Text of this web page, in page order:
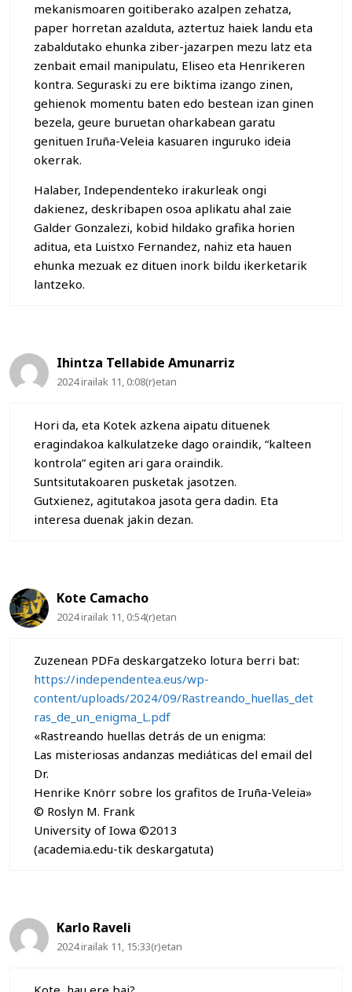
mekanismoaren goitiberako azalpen zehatza,
paper horretan azalduta, aztertuz haiek landu eta
zabaldutako ehunka ziber-jazarpen mezu latz eta
zenbait email manipulatu, Eliseo eta Henrikeren
kontra. Seguraski zu ere biktima izango zinen,
gehienok momentu baten edo bestean izan ginen
bezela, geure buruetan oharkabean garatu
genituen Iruña-Veleia kasuaren inguruko ideia
okerrak.
Halaber, Independenteko irakurleak ongi
dakienez, deskribapen osoa aplikatu ahal zaie
Galder Gonzalezi, kobid hildako grafika horien
aditua, eta Luistxo Fernandez, nahiz eta hauen
ehunka mezuak ez dituen inork bildu ikerketarik
lantzeko.
Ihintza Tellabide Amunarriz
2024 irailak 11, 0:08(r)etan
Hori da, eta Kotek azkena aipatu dituenek
eragindakoa kalkulatzeke dago oraindik, “kalteen
kontrola” egiten ari gara oraindik.
Suntsitutakoaren pusketak jasotzen.
Gutxienez, agitutakoa jasota gera dadin. Eta
interesa duenak jakin dezan.
Kote Camacho
2024 irailak 11, 0:54(r)etan
Zuzenean PDFa deskargatzeko lotura berri bat:
https://independentea.eus/wp-
content/uploads/2024/09/Rastreando_huellas_det
ras_de_un_enigma_L.pdf
«Rastreando huellas detrás de un enigma:
Las misteriosas andanzas mediáticas del email del
Dr.
Henrike Knörr sobre los grafitos de Iruña-Veleia»
© Roslyn M. Frank
University of Iowa ©2013
(academia.edu-tik deskargatuta)
Karlo Raveli
2024 irailak 11, 15:33(r)etan